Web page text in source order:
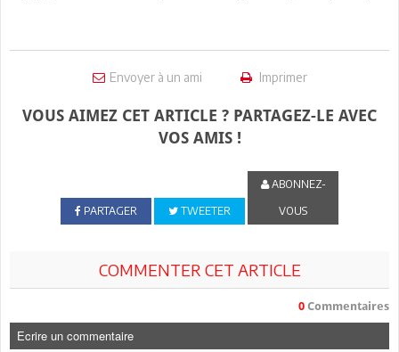
Envoyer à un ami Imprimer
VOUS AIMEZ CET ARTICLE ? PARTAGEZ-LE AVEC
VOS AMIS !
PARTAGER TWEETER
ABONNEZ-
VOUS
COMMENTER CET ARTICLE
0 Commentaires
Ecrire un commentaire